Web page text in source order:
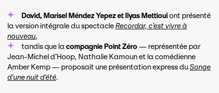
David, Marisel Méndez Yepez et Ilyas Mettiouiont présenté
la version intégrale du spectacleRecordar, c’est vivre à
nouveau,
tandis que lacompagnie Point Zéro — représentée par
Jean-Michel d’Hoop, Nathalie Kamoun et la comédienne
Amber Kemp — proposait une présentation express duSonge
d’une nuit d’été.